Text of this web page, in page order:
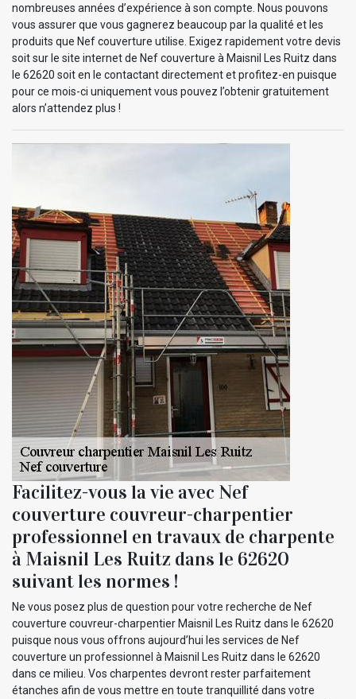
nombreuses années d’expérience à son compte. Nous pouvons
vous assurer que vous gagnerez beaucoup par la qualité et les
produits que Nef couverture utilise. Exigez rapidement votre devis
soit sur le site internet de Nef couverture à Maisnil Les Ruitz dans
le 62620 soit en le contactant directement et profitez-en puisque
pour ce mois-ci uniquement vous pouvez l’obtenir gratuitement
alors n’attendez plus !
Facilitez-vous la vie avec Nef
couverture couvreur-charpentier
professionnel en travaux de charpente
à Maisnil Les Ruitz dans le 62620
suivant les normes !
Ne vous posez plus de question pour votre recherche de Nef
couverture couvreur-charpentier Maisnil Les Ruitz dans le 62620
puisque nous vous offrons aujourd’hui les services de Nef
couverture un professionnel à Maisnil Les Ruitz dans le 62620
dans ce milieu. Vos charpentes devront rester parfaitement
étanches afin de vous mettre en toute tranquillité dans votre